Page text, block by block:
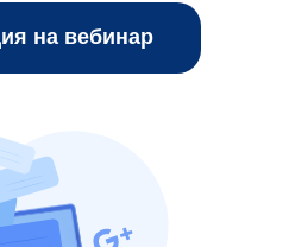
на вебинар